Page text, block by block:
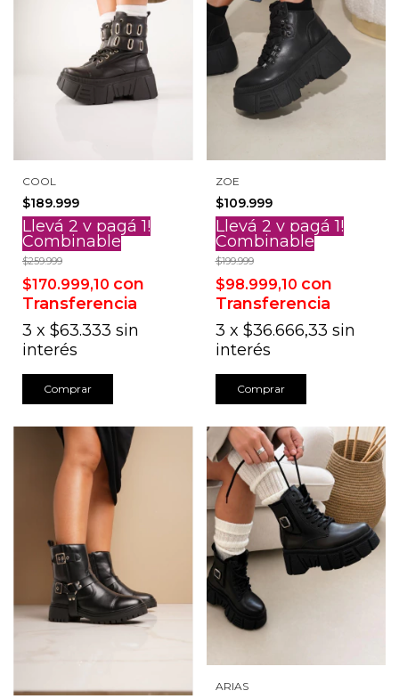
COOL
$189.999
Llevá 2 y pagá 1!
Combinable
$259.999
$170.999,10 con
Transferencia
3 x $63.333 sin
interés
Comprar
ZOE
$109.999
Llevá 2 y pagá 1!
Combinable
$199.999
$98.999,10 con
Transferencia
3 x $36.666,33 sin
interés
Comprar
ARIAS